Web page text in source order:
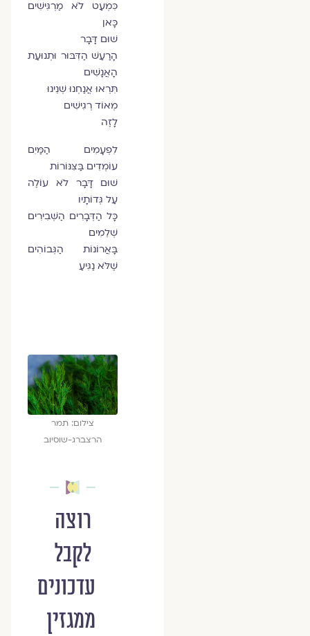
כִּמְעַט לֹא מַרְגִּישִׁים
כָּאן
שׁוּם דָּבָר
הָרַעַשׁ הַדִּבּוּר וּתְנוּעַת
הָאֲנָשִׁים
תִּרְאוּ אֲנַחְנוּ שְׁנֵינוּ
מְאוֹד רְגִישִׁים
לָזֶה
לִפְעָמִים הַמַּיִם
עוֹמְדִים בַּצִּנּוֹרוֹת
שׁוּם דָּבָר לֹא עוֹלֶה
עַל גְּדוֹתָיו
כָּל הַדְּבָרִים הַשְּׁבִירִים
שְׁלֵמִים
בָּאֲרוֹנוֹת הַגְּבוֹהִים
שֶׁלֹּא נַגִּיעַ
צילום: תמר
הרצברג-שוסיוב
רוצה
לקבל
עדכונים
ממגזין